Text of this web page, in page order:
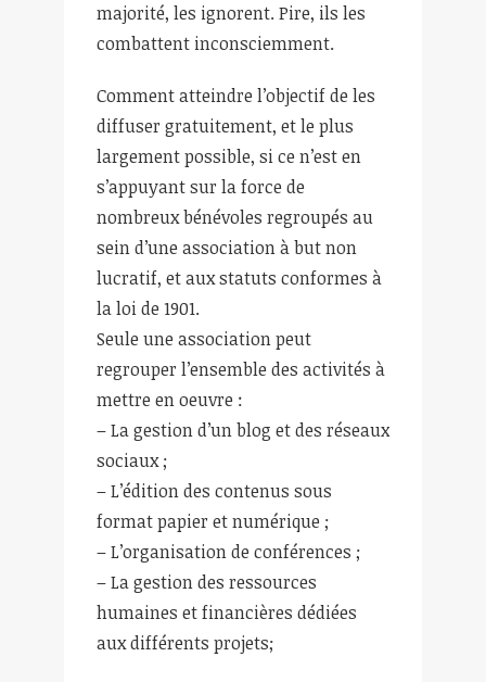
majorité, les ignorent. Pire, ils les
combattent inconsciemment.
Comment atteindre l’objectif de les
diffuser gratuitement, et le plus
largement possible, si ce n’est en
s’appuyant sur la force de
nombreux bénévoles regroupés au
sein d’une association à but non
lucratif, et aux statuts conformes à
la loi de 1901.
Seule une association peut
regrouper l’ensemble des activités à
mettre en oeuvre :
– La gestion d’un blog et des réseaux
sociaux ;
– L’édition des contenus sous
format papier et numérique ;
– L’organisation de conférences ;
– La gestion des ressources
humaines et financières dédiées
aux différents projets;